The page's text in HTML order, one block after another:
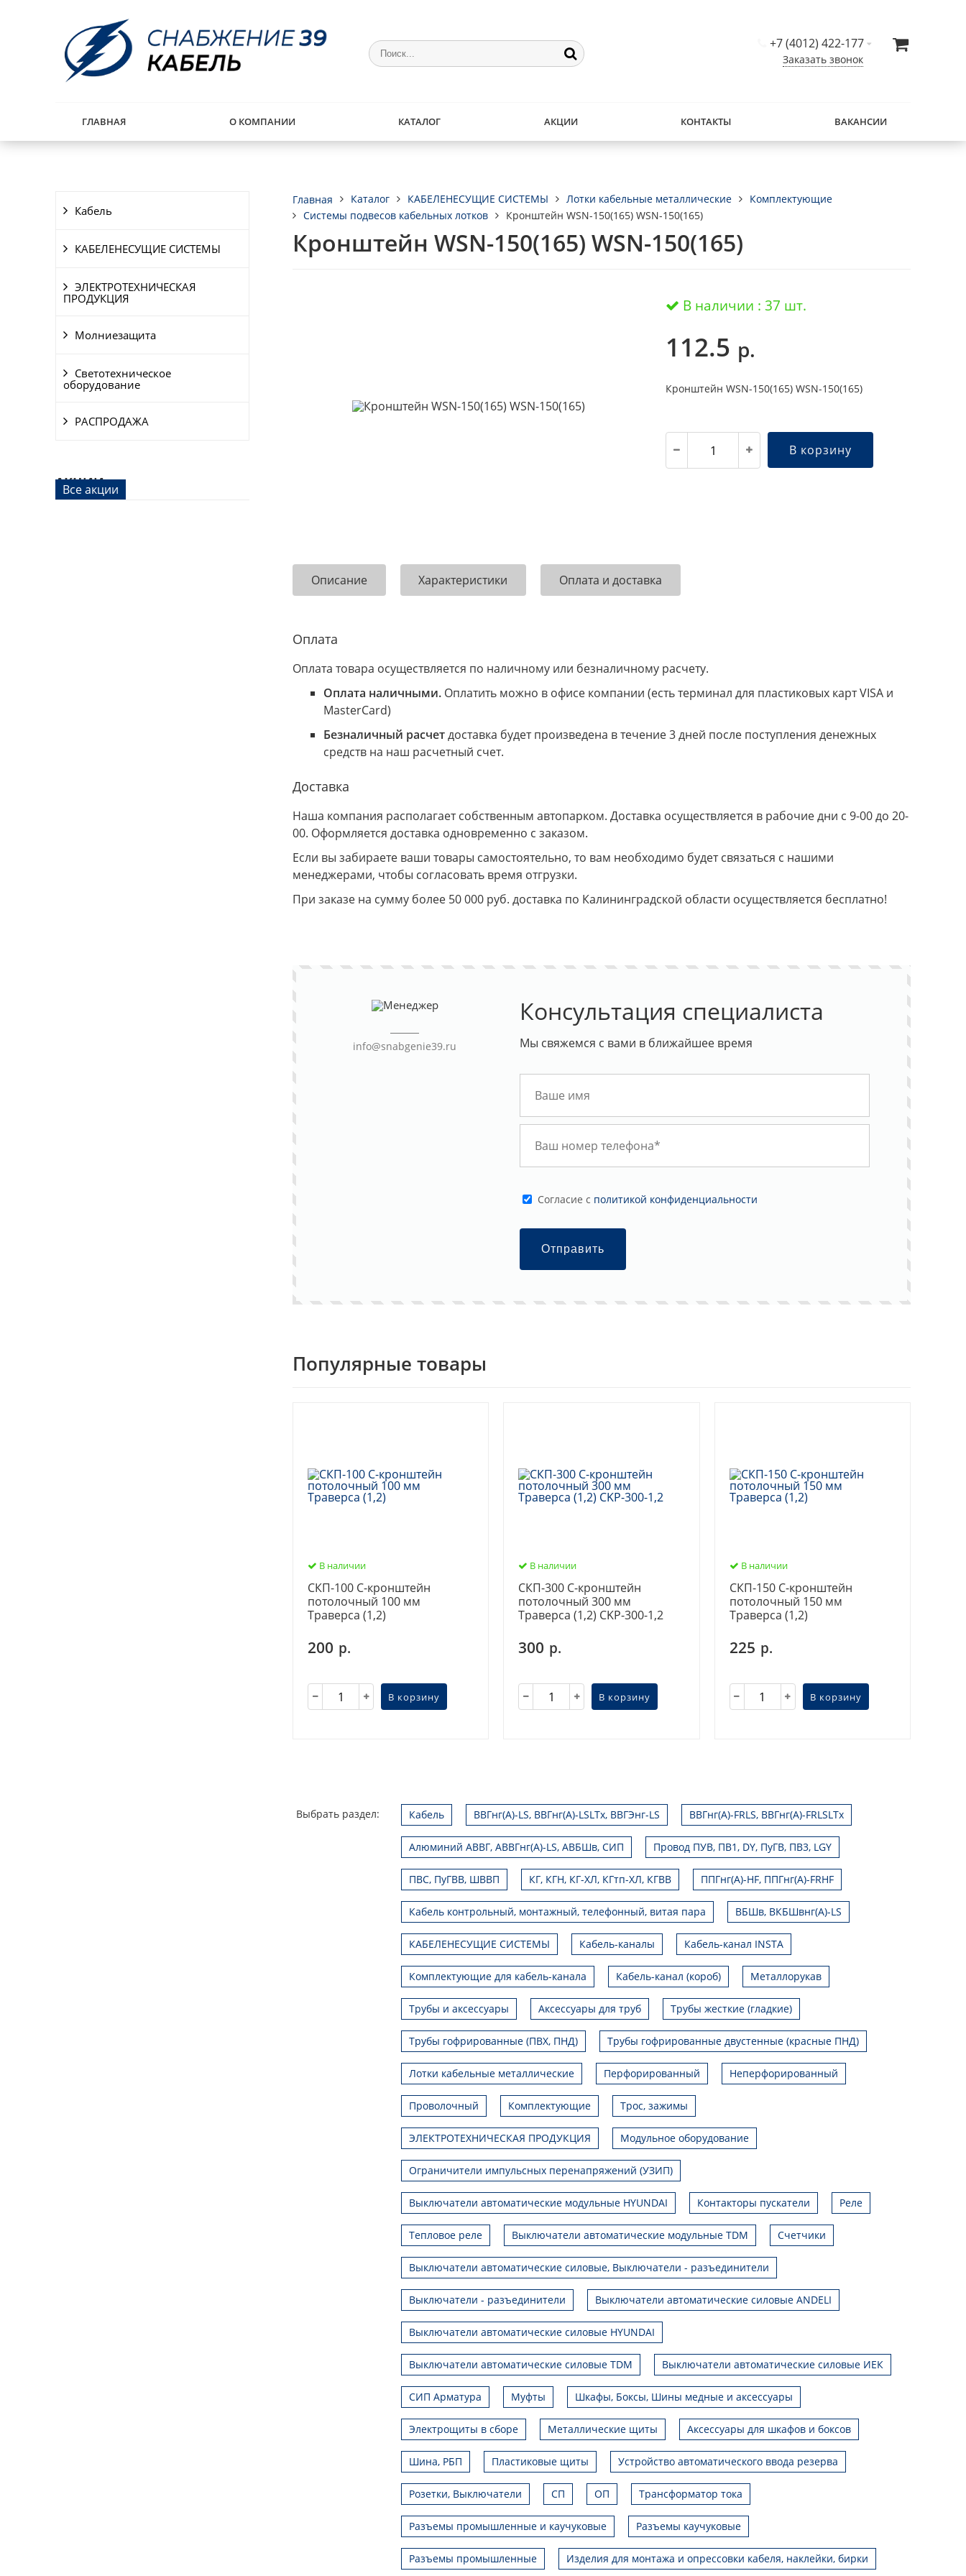
+7 (4012) 422-177
Заказать звонок
ГЛАВНАЯ О КОМПАНИИ КАТАЛОГ АКЦИИ КОНТАКТЫ ВАКАНСИИ
Кабель
КАБЕЛЕНЕСУЩИЕ СИСТЕМЫ
ЭЛЕКТРОТЕХНИЧЕСКАЯ
ПРОДУКЦИЯ
Молниезащита
Светотехническое
оборудование
РАСПРОДАЖА
АКЦИИ
Все акции
Главная Каталог КАБЕЛЕНЕСУЩИЕ СИСТЕМЫ Лотки кабельные металлические
Комплектующие
Системы подвесов кабельных лотков
Кронштейн WSN-150(165) WSN-150(165)
Кронштейн WSN-150(165) WSN-150(165)
В наличии : 37 шт.
112.5 р.
Кронштейн WSN-150(165) WSN-150(165)
В корзину
Описание Характеристики Оплата и доставка
Оплата
Оплата товара осуществляется по наличному или безналичному расчету.
Оплата наличными. Оплатить можно в офисе компании (есть терминал для пластиковых карт VISA и
MasterCard)
Безналичный расчетдоставка будет произведена в течение 3 дней после поступления денежных
средств на наш расчетный счет.
Доставка
Наша компания располагает собственным автопарком. Доставка осуществляется в рабочие дни с 9-00 до 20-
00. Оформляется доставка одновременно с заказом.
Если вы забираете ваши товары самостоятельно, то вам необходимо будет связаться с нашими
менеджерами, чтобы согласовать время отгрузки.
При заказе на сумму более 50 000 руб. доставка по Калининградской области осуществляется бесплатно!
info@snabgenie39.ru
Консультация специалиста
Мы свяжемся с вами в ближайшее время
Cогласие с политикой конфиденциальности
Отправить
Популярные товары
В наличии
СКП-100 С-кронштейн
потолочный 100 мм
Траверса (1,2)
200 р.
В корзину
В наличии
СКП-300 С-кронштейн
потолочный 300 мм
Траверса (1,2) CKP-300-1,2
300 р.
В корзину
В наличии
СКП-150 С-кронштейн
потолочный 150 мм
Траверса (1,2)
225 р.
В корзину
Выбрать раздел: Кабель ВВГнг(А)-LS, ВВГнг(А)-LSLTx, ВВГЭнг-LS ВВГнг(А)-FRLS, ВВГнг(А)-FRLSLTx
Алюминий АВВГ, АВВГнг(А)-LS, АВБШв, СИП Провод ПУВ, ПВ1, DY, ПуГВ, ПВ3, LGY
ПВС, ПуГВВ, ШВВП КГ, КГН, КГ-ХЛ, КГтп-ХЛ, КГВВ ППГнг(А)-HF, ППГнг(А)-FRHF
Кабель контрольный, монтажный, телефонный, витая пара ВБШв, ВКБШвнг(А)-LS
КАБЕЛЕНЕСУЩИЕ СИСТЕМЫ Кабель-каналы Кабель-канал INSTA
Комплектующие для кабель-канала Кабель-канал (короб) Металлорукав
Трубы и аксессуары Аксессуары для труб Трубы жесткие (гладкие)
Трубы гофрированные (ПВХ, ПНД) Трубы гофрированные двустенные (красные ПНД)
Лотки кабельные металлические Перфорированный Неперфорированный
Проволочный Комплектующие Трос, зажимы
ЭЛЕКТРОТЕХНИЧЕСКАЯ ПРОДУКЦИЯ Модульное оборудование
Ограничители импульсных перенапряжений (УЗИП)
Выключатели автоматические модульные HYUNDAI Контакторы пускатели Реле
Тепловое реле Выключатели автоматические модульные TDM Счетчики
Выключатели автоматические силовые, Выключатели - разъединители
Выключатели - разъединители Выключатели автоматические силовые ANDELI
Выключатели автоматические силовые HYUNDAI
Выключатели автоматические силовые TDM Выключатели автоматические силовые ИЕК
СИП Арматура Муфты Шкафы, Боксы, Шины медные и аксессуары
Электрощиты в сборе Металлические щиты Аксессуары для шкафов и боксов
Шина, РБП Пластиковые щиты Устройство автоматического ввода резерва
Розетки, Выключатели СП ОП Трансформатор тока
Разъемы промышленные и каучуковые Разъемы каучуковые
Разъемы промышленные Изделия для монтажа и опрессовки кабеля, наклейки, бирки